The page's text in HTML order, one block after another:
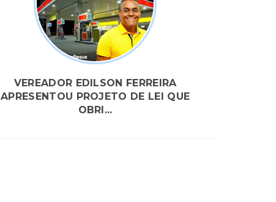
VEREADOR EDILSON FERREIRA
APRESENTOU PROJETO DE LEI QUE
OBRI...